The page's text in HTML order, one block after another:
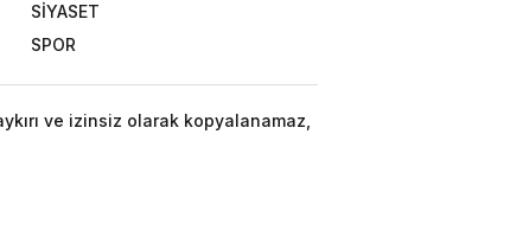
SİYASET
SPOR
ve izinsiz olarak kopyalanamaz,